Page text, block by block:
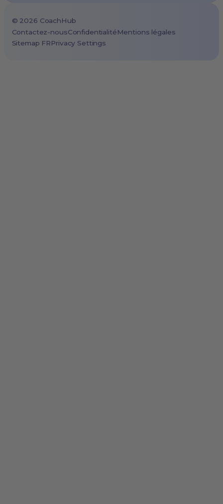
Toronto, Canada
© 2026 CoachHub
Contactez-nousConfidentialitéMentions légales
Sitemap FRPrivacy Settings